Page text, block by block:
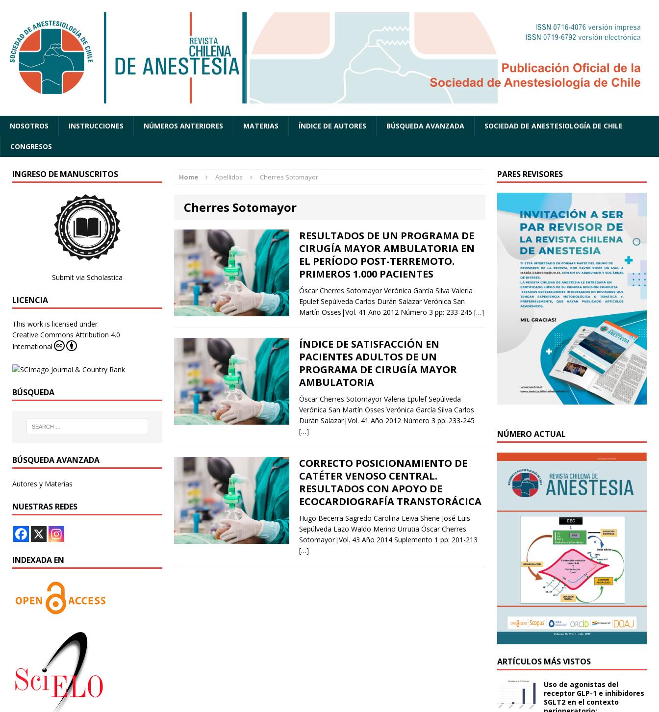
NOSOTROS INSTRUCCIONES NÚMEROS ANTERIORES MATERIAS ÍNDICE DE AUTORES BÚSQUEDA AVANZADA SOCIEDAD DE ANESTESIOLOGÍA DE CHILE
CONGRESOS
Home Apellidos Cherres Sotomayor
Cherres Sotomayor
RESULTADOS DE UN PROGRAMA DE
CIRUGÍA MAYOR AMBULATORIA EN
EL PERÍODO POST-TERREMOTO.
PRIMEROS 1.000 PACIENTES
Óscar Cherres Sotomayor Verónica García Silva Valeria
Epulef Sepúlveda Carlos Durán Salazar Verónica San
Martín Osses|Vol. 41 Año 2012 Número 3 pp: 233-245 […]
ÍNDICE DE SATISFACCIÓN EN
PACIENTES ADULTOS DE UN
PROGRAMA DE CIRUGÍA MAYOR
AMBULATORIA
Óscar Cherres Sotomayor Valeria Epulef Sepúlveda
Verónica San Martín Osses Verónica García Silva Carlos
Durán Salazar|Vol. 41 Año 2012 Número 3 pp: 233-245
[…]
CORRECTO POSICIONAMIENTO DE
CATÉTER VENOSO CENTRAL.
RESULTADOS CON APOYO DE
ECOCARDIOGRAFÍA TRANSTORÁCICA
Hugo Becerra Sagredo Carolina Leiva Shene José Luis
Sepúlveda Lazo Waldo Merino Urrutia Óscar Cherres
Sotomayor|Vol. 43 Año 2014 Suplemento 1 pp: 201-213
[…]
INGRESO DE MANUSCRITOS
Submit via Scholastica
LICENCIA
This work is licensed under
Creative Commons Attribution 4.0
International
BÚSQUEDA
BÚSQUEDA AVANZADA
Autores y Materias
NUESTRAS REDES
INDEXADA EN
PARES REVISORES
NÚMERO ACTUAL
ARTÍCULOS MÁS VISTOS
Uso de agonistas del
receptor GLP-1 e inhibidores
SGLT2 en el contexto